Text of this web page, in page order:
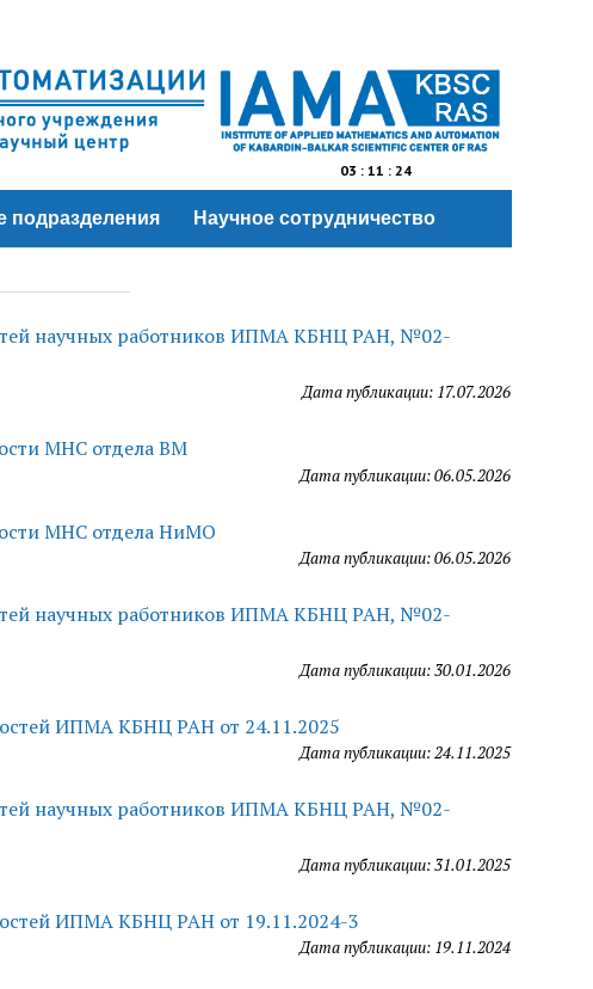
03 : 11 : 24
подразделения Научное сотрудничество
научных работников ИПМА КБНЦ РАН, №02-
Дата публикации: 17.07.2026
МНС отдела ВМ
Дата публикации: 06.05.2026
МНС отдела НиМО
Дата публикации: 06.05.2026
научных работников ИПМА КБНЦ РАН, №02-
Дата публикации: 30.01.2026
ИПМА КБНЦ РАН от 24.11.2025
Дата публикации: 24.11.2025
научных работников ИПМА КБНЦ РАН, №02-
Дата публикации: 31.01.2025
ИПМА КБНЦ РАН от 19.11.2024-3
Дата публикации: 19.11.2024